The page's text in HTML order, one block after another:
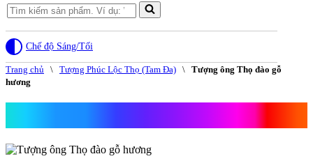
Search
for...
Chế độ Sáng/Tối
Trang chủ \ Tượng Phúc Lộc Thọ (Tam Đa) \ Tượng ông Thọ đào gỗ
hương